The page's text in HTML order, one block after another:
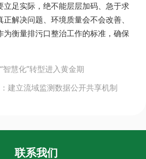
立足实际，绝不能层层加码、急于求
解决问题、环境质量会不会改善、
为衡量排污口整治工作的标准，确保
智慧化”转型进入黄金期
建立流域监测数据公开共享机制
联系我们